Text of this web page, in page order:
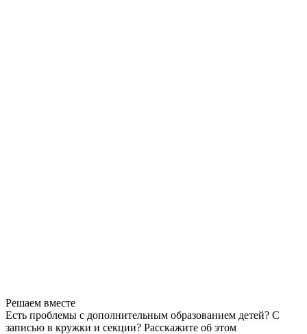
Решаем вместе
Есть проблемы с дополнительным образованием детей? С
записью в кружки и секции? Расскажите об этом